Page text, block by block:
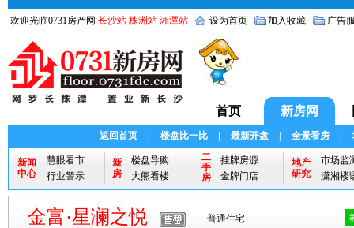
欢迎光临0731房产网 长沙站 株洲站 湘潭站 设为首页 加入收藏 广告
首页 新房网
返回首页| 楼盘比一比| 最新开盘| 全景看房|
新闻
中心
慧眼看市
行业警示
新
房
楼盘导购
大熊看楼
二
手
房
挂牌房源
金牌门店
地产
研究
市场监
潇湘楼
金富·星澜之悦 普通住宅